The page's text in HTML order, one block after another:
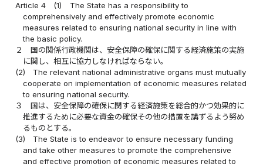
Article 4
(1)
The State has a responsibility to
comprehensively and effectively promote economic
measures related to ensuring national security in line with
the basic policy.
２
国の関係行政機関は、安全保障の確保に関する経済施策の実施
に関し、相互に協力しなければならない。
(2)
The relevant national administrative organs must mutually
cooperate on implementation of economic measures related
to ensuring national security.
３
国は、安全保障の確保に関する経済施策を総合的かつ効果的に
推進するために必要な資金の確保その他の措置を講ずるよう努め
るものとする。
(3)
The State is to endeavor to ensure necessary funding
and take other measures to promote the comprehensive
and effective promotion of economic measures related to